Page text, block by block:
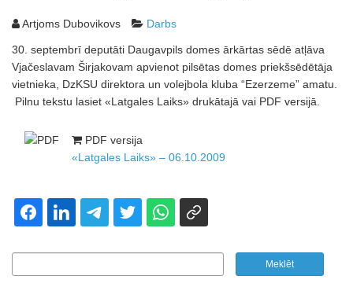
Artjoms Dubovikovs Darbs
30. septembrī deputāti Daugavpils domes ārkārtas sēdē atļāva
Vjačeslavam Širjakovam apvienot pilsētas domes priekšsēdētāja
vietnieka, DzKSU direktora un volejbola kluba “Ezerzeme” amatu.
Pilnu tekstu lasiet «Latgales Laiks» drukātajā vai PDF versijā.
PDF versija
«Latgales Laiks» – 06.10.2009